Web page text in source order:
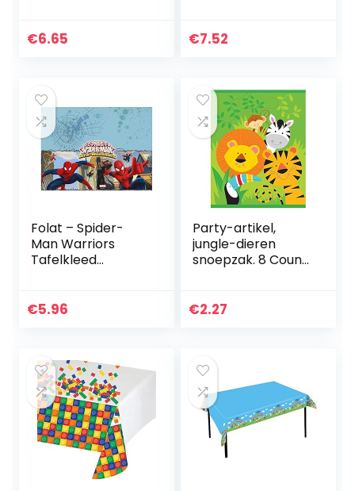
cm, afwasbaar,
€6.65 €7.52
Folat – Spider-
Man Warriors
Tafelkleed
€5.96
Party-artikel,
jungle-dieren
snoepzak. 8 Count
€2.27